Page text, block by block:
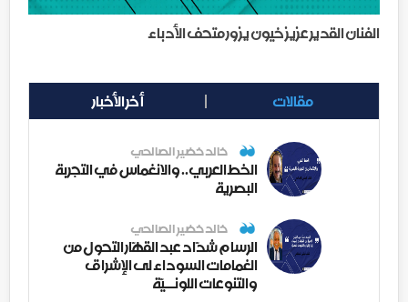
الفنان القدير عزيز خيون يزور متحف الأدباء
مقالات أخر الأخبار
خالد خضير الصالحي
الخط العربي.. والانغماس في التجربة
البصرية
خالد خضير الصالحي
الرسام شدّاد عبد القهّار التحول من
الغمامات السوداء لى الإشراق
والتنوعات اللونــيّة